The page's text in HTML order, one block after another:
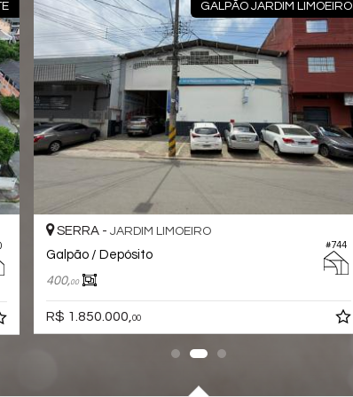
GALPÃO JARDIM LIMOEIRO
#744
SERRA -JARDIM LIMOEIRO
Galpão / Depósito
400,00
R$ 1.850.000,00